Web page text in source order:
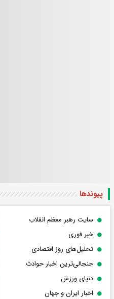
پیوندها
سایت رهبر معظم انقلاب
خبر فوری
تحلیل‌های روز اقتصادی
جنجالی‌ترین اخبار حوادث
دنیای ورزش
اخبار ایران و جهان